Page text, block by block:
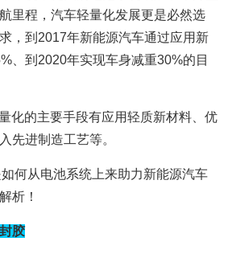
里程，汽车轻量化发展更是必然选
，到2017年新能源汽车通过应用新
、到2020年实现车身减重30%的目
的主要手段有应用轻质新材料、优
先进制造工艺等。
何从电池系统上来助力新能源汽车
析！
胶